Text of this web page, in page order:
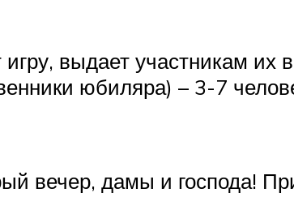
игру, выдает участникам
юбиляра) – 3-7
вечер, дамы и господа!